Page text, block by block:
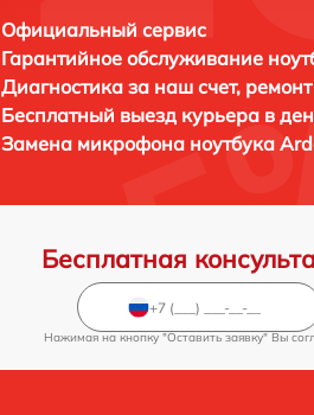
Официальный сервис
Гарантийное обслуживание
Диагностика за наш счет,
Бесплатный выезд курьера в
Замена микрофона ноутбука
Бесплатная
Нажимая на кнопку "Оставить заявку" Вы